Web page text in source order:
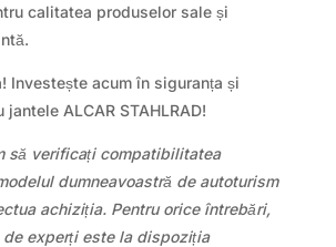
calitatea produselor sale și
Investește acum în siguranța și
ALCAR STAHLRAD!
să verificați compatibilitatea
dumneavoastră de autoturism
achiziția. Pentru orice întrebări,
de experți este la dispoziția